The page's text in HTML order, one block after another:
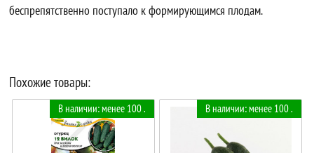
беспрепятственно поступало к формирующимся плодам.
Похожие товары:
В наличии: менее 100 . В наличии: менее 100 .